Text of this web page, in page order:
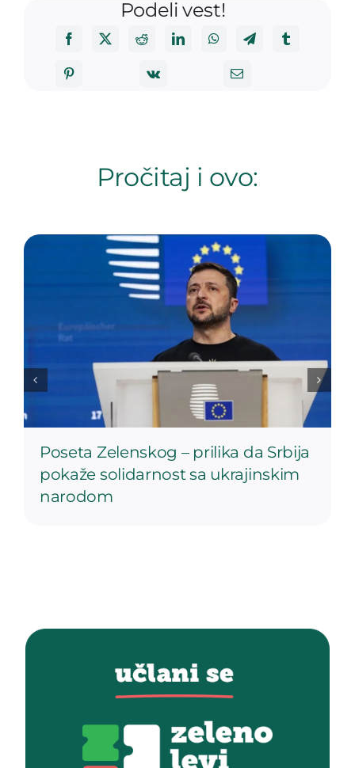
Podeli vest!
Pročitaj i ovo:
Poseta Zelenskog – prilika da Srbija
pokaže solidarnost sa ukrajinskim
narodom